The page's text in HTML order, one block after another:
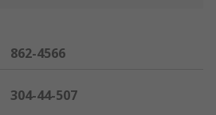
862-4566
304-44-507